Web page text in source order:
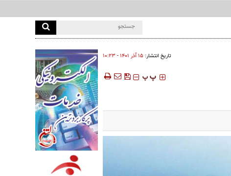
تاریخ انتشار: ۱۵ آذر ۱۴۰۱ - ۱۰:۲۳
‍‍‍ پ پ